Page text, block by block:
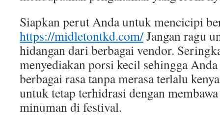
Siapkan perut Anda untuk mencicipi
https://midletontkd.com/Jangan ragu
hidangan dari berbagai vendor.
menyediakan porsi kecil sehingga
berbagai rasa tanpa merasa terlalu
untuk tetap terhidrasi dengan
minuman di festival.